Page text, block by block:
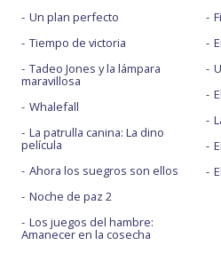
Un plan perfecto
Tiempo de victoria
Tadeo Jones y la lámpara
maravillosa
Whalefall
La patrulla canina: La dino
película
Ahora los suegros son ellos
Noche de paz 2
Los juegos del hambre:
Amanecer en la cosecha